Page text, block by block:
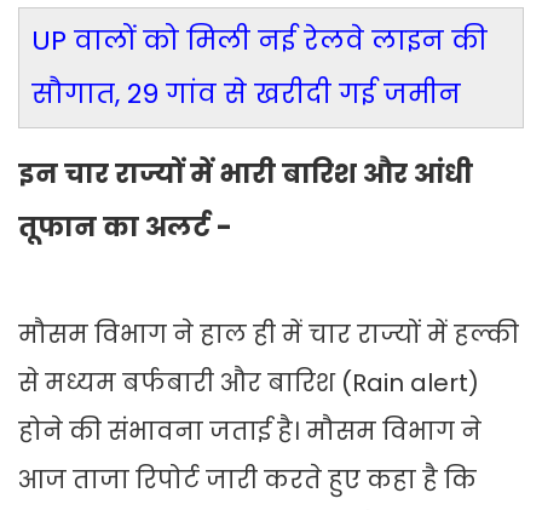
UP वालों को मिली नई रेलवे लाइन की
सौगात, 29 गांव से खरीदी गई जमीन
इन चार राज्यों में भारी बारिश और आंधी
तूफान का अलर्ट -
मौसम विभाग ने हाल ही में चार राज्यों में हल्की
से मध्यम बर्फबारी और बारिश (Rain alert)
होने की संभावना जताई है। मौसम विभाग ने
आज ताजा रिपोर्ट जारी करते हुए कहा है कि